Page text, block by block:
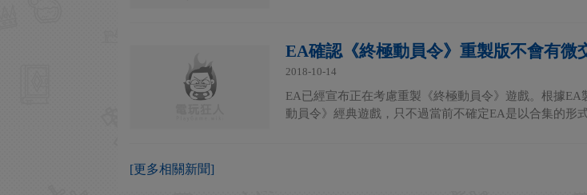
EA確認《終極動員令》重製版不會有微
2018-10-14
EA已經宣布正在考慮重製《終極動員令》遊戲。根據EA
動員令》經典遊戲，只不過當前不確定EA是以合集的形
[更多相關新聞]